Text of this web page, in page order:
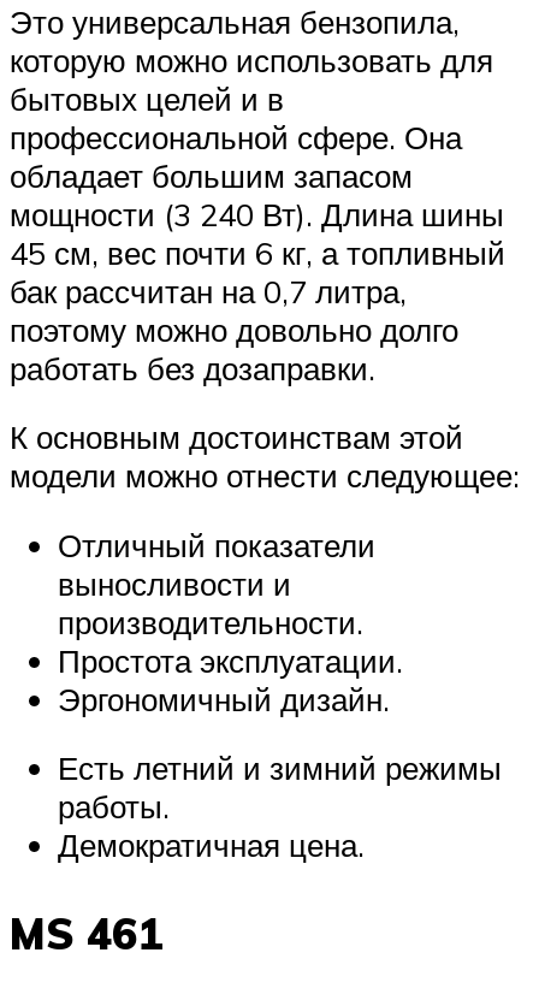
Это универсальная бензопила,
которую можно использовать для
бытовых целей и в
профессиональной сфере. Она
обладает большим запасом
мощности (3 240 Вт). Длина шины
45 см, вес почти 6 кг, а топливный
бак рассчитан на 0,7 литра,
поэтому можно довольно долго
работать без дозаправки.
К основным достоинствам этой
модели можно отнести следующее:
Отличный показатели
выносливости и
производительности.
Простота эксплуатации.
Эргономичный дизайн.
Есть летний и зимний режимы
работы.
Демократичная цена.
MS 461